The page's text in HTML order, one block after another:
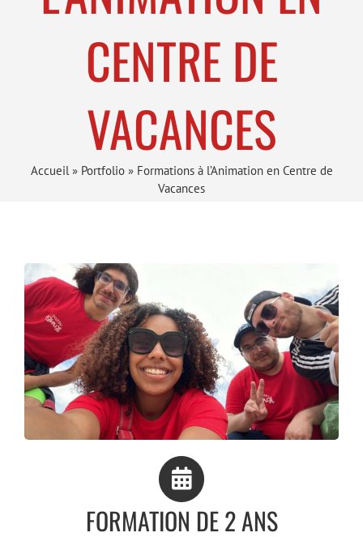
CENTRE DE
VACANCES
Accueil » Portfolio» Formations à l’Animation en Centre de
Vacances
FORMATION DE 2 ANS